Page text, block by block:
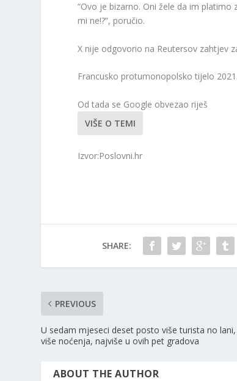
“Ovo je bizarno. Oni žele da im
mi ne!?”, poručio.
X nije odgovorio na Reutersov zahtjev
Francusko protumonopolsko tijelo
Od tada se Google obvezao riješ
VIŠE O TEMI
Izvor:Poslovni.hr
SHARE:
PREVIOUS
U sedam mjeseci deset posto više turista no
više noćenja, najviše u ovih pet gradova
ABOUT THE AUTHOR